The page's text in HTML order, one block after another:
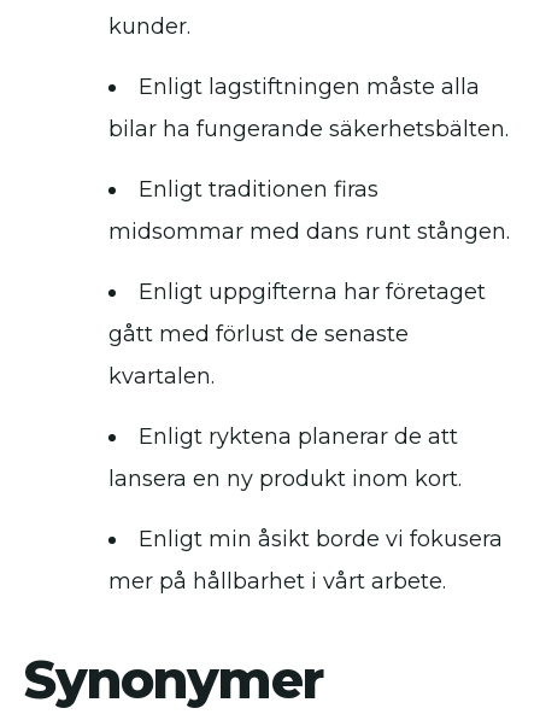
kunder.
Enligt lagstiftningen måste alla
bilar ha fungerande säkerhetsbälten.
Enligt traditionen firas
midsommar med dans runt stången.
Enligt uppgifterna har företaget
gått med förlust de senaste
kvartalen.
Enligt ryktena planerar de att
lansera en ny produkt inom kort.
Enligt min åsikt borde vi fokusera
mer på hållbarhet i vårt arbete.
Synonymer